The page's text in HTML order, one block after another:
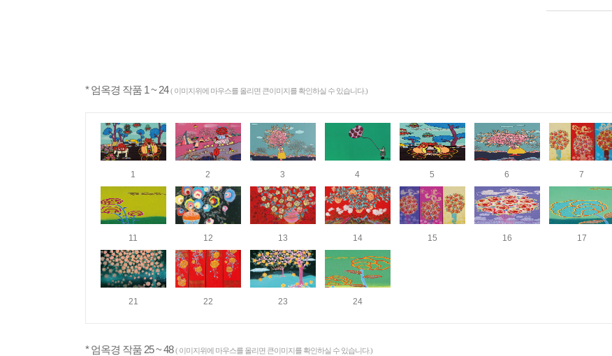
* 엄옥경 작품 1 ~ 24( 이미지위에 마우스를 올리면 큰이미지를 확인하실 수 있습니다.)
1 2 3 4 5 6 7
11 12 13 14 15 16 17
21 22 23 24
* 엄옥경 작품 25 ~ 48( 이미지위에 마우스를 올리면 큰이미지를 확인하실 수 있습니다.)